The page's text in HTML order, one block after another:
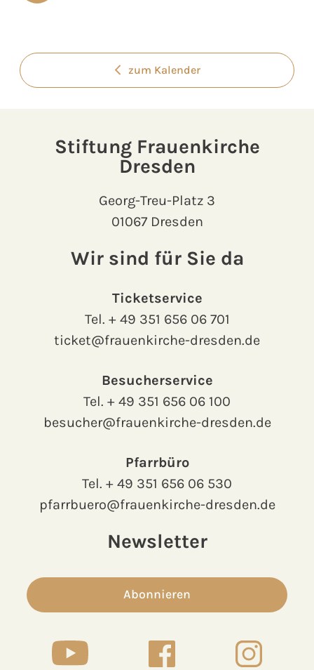
zum Kalender
Stiftung Frauenkirche
Dresden
Georg-Treu-Platz 3
01067 Dresden
Wir sind für Sie da
Ticketservice
Tel. + 49 351 656 06 701
ticket@frauenkirche-dresden.de
Besucherservice
Tel. + 49 351 656 06 100
besucher@frauenkirche-dresden.de
Pfarrbüro
Tel. + 49 351 656 06 530
pfarrbuero@frauenkirche-dresden.de
Newsletter
Abonnieren